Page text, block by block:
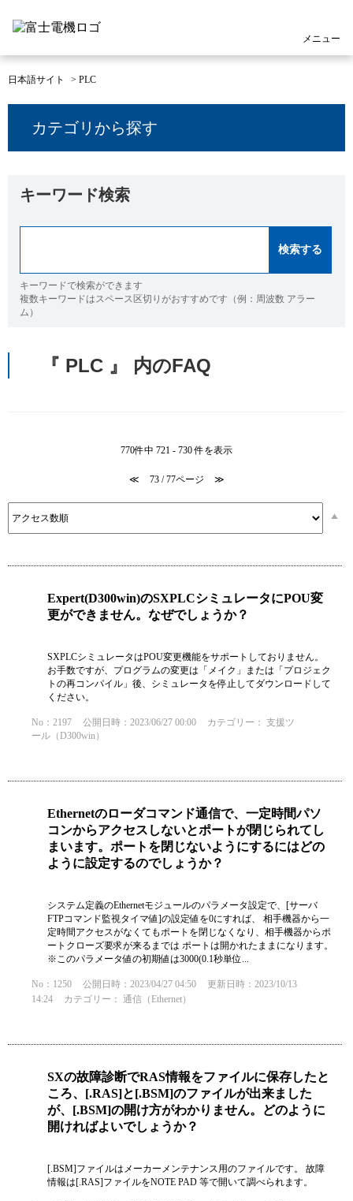
メニュー
日本語サイト > PLC
カテゴリから探す
キーワード検索
キーワードで検索ができます
複数キーワードはスペース区切りがおすすめです（例：周波数 アラー
ム）
『 PLC 』 内のFAQ
770件中 721 - 730 件を表示
≪ 73 / 77ページ ≫
Expert(D300win)のSXPLCシミュレータにPOU変
更ができません。なぜでしょうか？
SXPLCシミュレータはPOU変更機能をサポートしておりません。
お手数ですが、プログラムの変更は「メイク」または「プロジェク
トの再コンパイル」後、シミュレータを停止してダウンロードして
ください。
No：2197 公開日時：2023/06/27 00:00 カテゴリー： 支援ツ
ール（D300win）
Ethernetのローダコマンド通信で、一定時間パソ
コンからアクセスしないとポートが閉じられてし
まいます。ポートを閉じないようにするにはどの
ように設定するのでしょうか？
システム定義のEthernetモジュールのパラメータ設定で、[サーバ
FTPコマンド監視タイマ値]の設定値を0にすれば、 相手機器から一
定時間アクセスがなくてもポートを閉じなくなり、相手機器からポ
ートクローズ要求が来るまでは ポートは開かれたままになります。
※このパラメータ値の初期値は3000(0.1秒単位...
No：1250 公開日時：2023/04/27 04:50
更新日時：2023/10/13
14:24
カテゴリー： 通信（Ethernet）
SXの故障診断でRAS情報をファイルに保存したと
ころ、[.RAS]と[.BSM]のファイルが出来ました
が、[.BSM]の開け方がわかりません。どのように
開ければよいでしょうか？
[.BSM]ファイルはメーカーメンテナンス用のファイルです。 故障
情報は[.RAS]ファイルをNOTE PAD 等で開いて調べられます。